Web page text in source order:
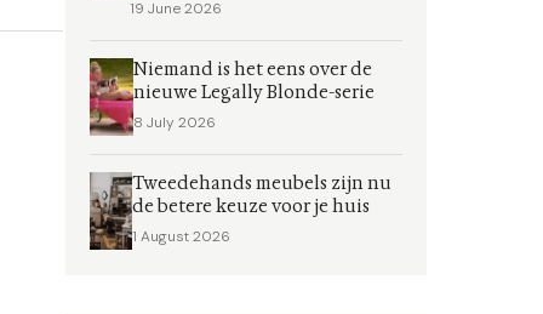
19 June 2026
Niemand is het eens over de
nieuwe Legally Blonde-serie
8 July 2026
Tweedehands meubels zijn nu
de betere keuze voor je huis
1 August 2026